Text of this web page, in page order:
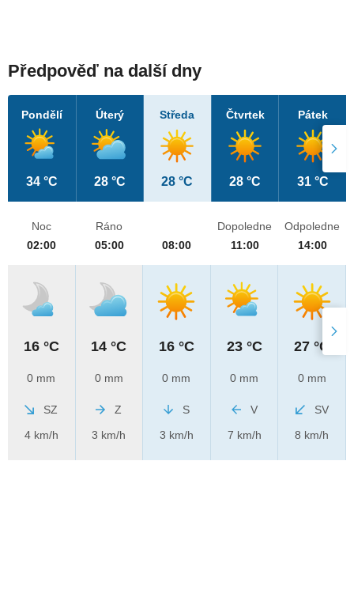
Předpověď na další dny
Pondělí
34 °C
Úterý
28 °C
Středa
28 °C
Čtvrtek
28 °C
Pátek
31 °C
Noc
02:00
16 °C
0 mm
SZ
4 km/h
Ráno
05:00
14 °C
0 mm
Z
3 km/h
08:00
16 °C
0 mm
S
3 km/h
Dopoledne
11:00
23 °C
0 mm
V
7 km/h
Odpoledne
14:00
27 °C
0 mm
SV
8 km/h